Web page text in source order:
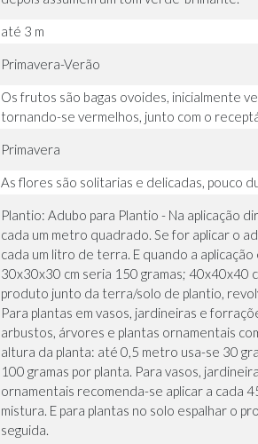
até 3 m
Primavera-Verão
Os frutos são bagas ovoides, inicialmente
tornando-se vermelhos, junto com o
Primavera
As flores são solitarias e delicadas, pouco
Plantio: Adubo para Plantio - Na aplicação
cada um metro quadrado. Se for aplicar o
cada um litro de terra. E quando a
30x30x30 cm seria 150 gramas; 40x40x40
produto junto da terra/solo de plantio,
Para plantas em vasos, jardineiras e
arbustos, árvores e plantas ornamentais
altura da planta: até 0,5 metro usa-se 30
100 gramas por planta. Para vasos,
ornamentais recomenda-se aplicar a cada
mistura. E para plantas no solo espalhar o
seguida.